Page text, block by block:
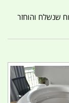
שנשלח והוחזר